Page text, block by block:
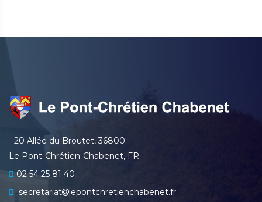
20 Allée du Broutet, 36800
Le Pont-Chrétien-Chabenet, FR
02 54 25 81 40
secretariat
lepontchretienchabenet.fr